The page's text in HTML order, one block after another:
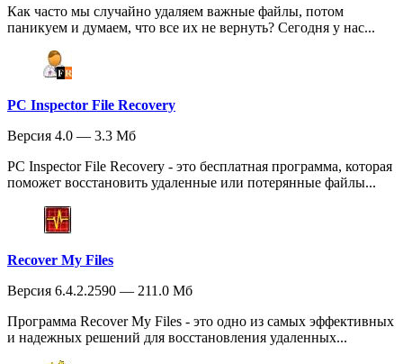
Как часто мы случайно удаляем важные файлы, потом
паникуем и думаем, что все их не вернуть? Сегодня у нас...
PC Inspector File Recovery
Версия 4.0 — 3.3 Мб
PC Inspector File Recovery - это бесплатная программа, которая
поможет восстановить удаленные или потерянные файлы...
Recover My Files
Версия 6.4.2.2590 — 211.0 Мб
Программа Recover My Files - это одно из самых эффективных
и надежных решений для восстановления удаленных...